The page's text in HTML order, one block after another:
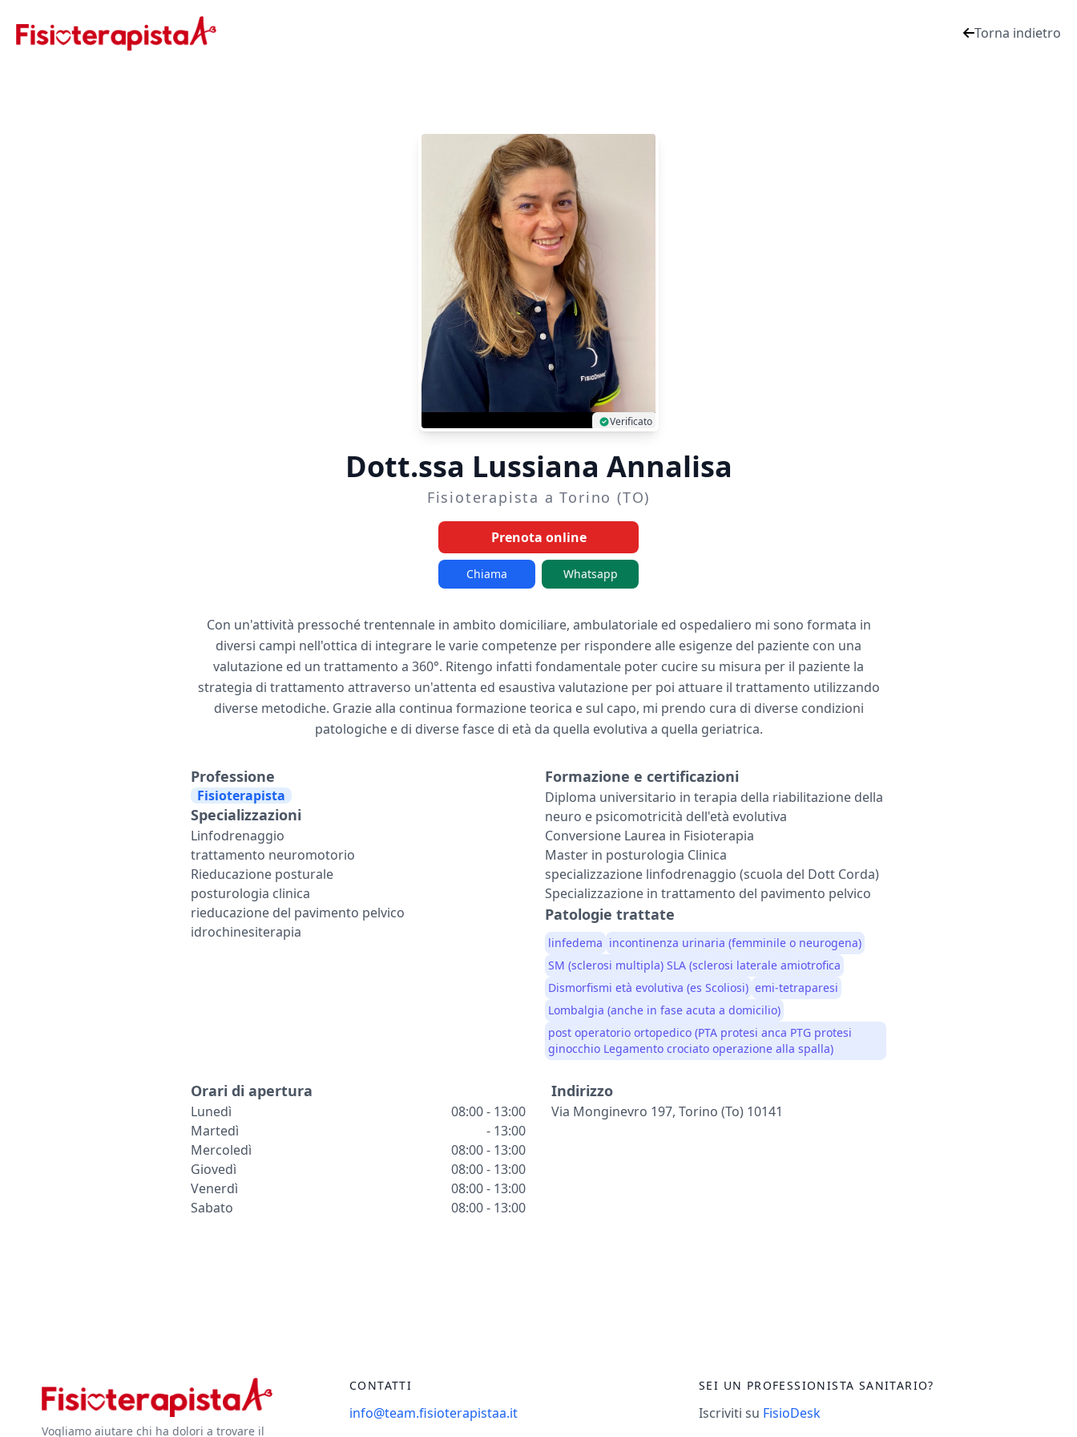
Torna indietro
Verificato
Dott.ssa Lussiana Annalisa
Fisioterapista a Torino (TO)
Prenota online
Chiama Whatsapp
Con un'attività pressoché trentennale in ambito domiciliare, ambulatoriale ed ospedaliero mi sono formata in
diversi campi nell'ottica di integrare le varie competenze per rispondere alle esigenze del paziente con una
valutazione ed un trattamento a 360°. Ritengo infatti fondamentale poter cucire su misura per il paziente la
strategia di trattamento attraverso un'attenta ed esaustiva valutazione per poi attuare il trattamento utilizzando
diverse metodiche. Grazie alla continua formazione teorica e sul capo, mi prendo cura di diverse condizioni
patologiche e di diverse fasce di età da quella evolutiva a quella geriatrica.
Professione
Fisioterapista
Specializzazioni
Linfodrenaggio
trattamento neuromotorio
Rieducazione posturale
posturologia clinica
rieducazione del pavimento pelvico
idrochinesiterapia
Formazione e certificazioni
Diploma universitario in terapia della riabilitazione della
neuro e psicomotricità dell'età evolutiva
Conversione Laurea in Fisioterapia
Master in posturologia Clinica
specializzazione linfodrenaggio (scuola del Dott Corda)
Specializzazione in trattamento del pavimento pelvico
Patologie trattate
linfedema incontinenza urinaria (femminile o neurogena)
SM (sclerosi multipla) SLA (sclerosi laterale amiotrofica
Dismorfismi età evolutiva (es Scoliosi) emi-tetraparesi
Lombalgia (anche in fase acuta a domicilio)
post operatorio ortopedico (PTA protesi anca PTG protesi
ginocchio Legamento crociato operazione alla spalla)
Orari di apertura
Lunedì
08:00 - 13:00
Martedì
- 13:00
Mercoledì
08:00 - 13:00
Giovedì
08:00 - 13:00
Venerdì
08:00 - 13:00
Sabato
08:00 - 13:00
Indirizzo
Via Monginevro 197, Torino (to) 10141
Vogliamo aiutare chi ha dolori a trovare il
CONTATTI
info@team.fisioterapistaa.it
SEI UN PROFESSIONISTA SANITARIO?
Iscriviti su FisioDesk